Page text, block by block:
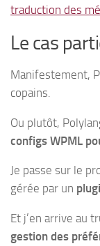
traduction des
Le cas
Manifestement,
copains.
Ou plutôt,
configs WPML
Je passe sur le
gérée par un
Et j’en arrive au
gestion des